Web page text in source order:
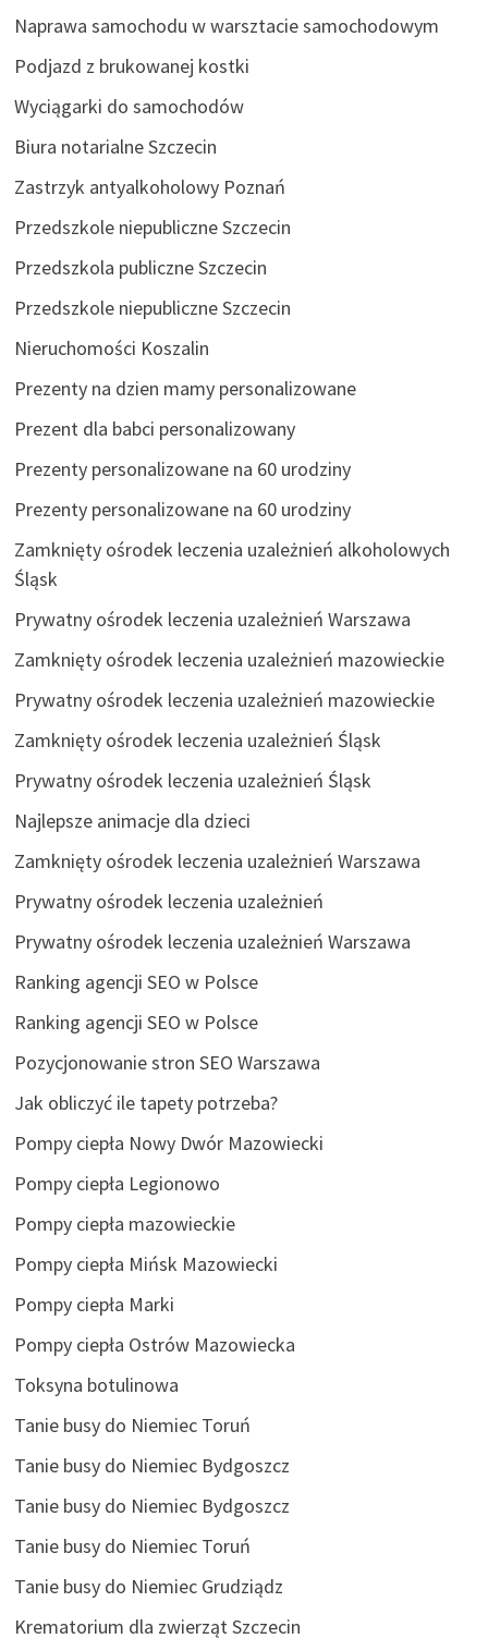
Naprawa samochodu w warsztacie samochodowym
Podjazd z brukowanej kostki
Wyciągarki do samochodów
Biura notarialne Szczecin
Zastrzyk antyalkoholowy Poznań
Przedszkole niepubliczne Szczecin
Przedszkola publiczne Szczecin
Przedszkole niepubliczne Szczecin
Nieruchomości Koszalin
Prezenty na dzien mamy personalizowane
Prezent dla babci personalizowany
Prezenty personalizowane na 60 urodziny
Prezenty personalizowane na 60 urodziny
Zamknięty ośrodek leczenia uzależnień alkoholowych
Śląsk
Prywatny ośrodek leczenia uzależnień Warszawa
Zamknięty ośrodek leczenia uzależnień mazowieckie
Prywatny ośrodek leczenia uzależnień mazowieckie
Zamknięty ośrodek leczenia uzależnień Śląsk
Prywatny ośrodek leczenia uzależnień Śląsk
Najlepsze animacje dla dzieci
Zamknięty ośrodek leczenia uzależnień Warszawa
Prywatny ośrodek leczenia uzależnień
Prywatny ośrodek leczenia uzależnień Warszawa
Ranking agencji SEO w Polsce
Ranking agencji SEO w Polsce
Pozycjonowanie stron SEO Warszawa
Jak obliczyć ile tapety potrzeba?
Pompy ciepła Nowy Dwór Mazowiecki
Pompy ciepła Legionowo
Pompy ciepła mazowieckie
Pompy ciepła Mińsk Mazowiecki
Pompy ciepła Marki
Pompy ciepła Ostrów Mazowiecka
Toksyna botulinowa
Tanie busy do Niemiec Toruń
Tanie busy do Niemiec Bydgoszcz
Tanie busy do Niemiec Bydgoszcz
Tanie busy do Niemiec Toruń
Tanie busy do Niemiec Grudziądz
Krematorium dla zwierząt Szczecin